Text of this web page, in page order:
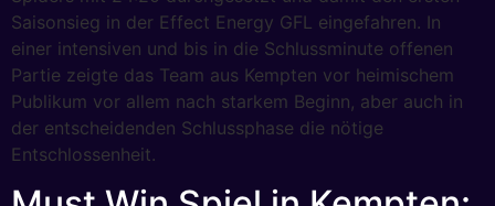
Saisonsieg in der Effect Energy GFL eingefahren. In
einer intensiven und bis in die Schlussminute offenen
Partie zeigte das Team aus Kempten vor heimischem
Publikum vor allem nach starkem Beginn, aber auch in
der entscheidenden Schlussphase die nötige
Entschlossenheit.